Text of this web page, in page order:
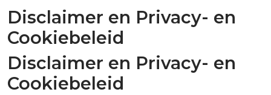
Disclaimer en Privacy- en
Cookiebeleid
Disclaimer en Privacy- en
Cookiebeleid